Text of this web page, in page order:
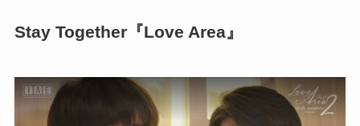
Stay Together『Love Area』
この動画を YouTube で視聴